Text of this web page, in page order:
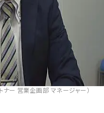
ナー 営業企画部 マネージャー）